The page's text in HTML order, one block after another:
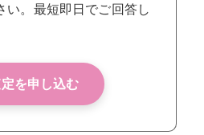
い。最短即日でご回答し
を申し込む